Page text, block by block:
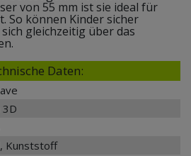
von 55 mm ist sie ideal für
So können Kinder sicher
gleichzeitig über das
Daten:
3D
Kunststoff